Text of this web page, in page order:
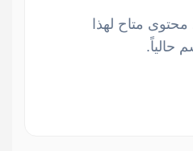
محتوى متاح لهذا
حالياً.